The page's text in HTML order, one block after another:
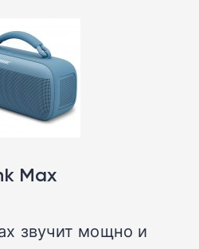
Max
звучит мощно и